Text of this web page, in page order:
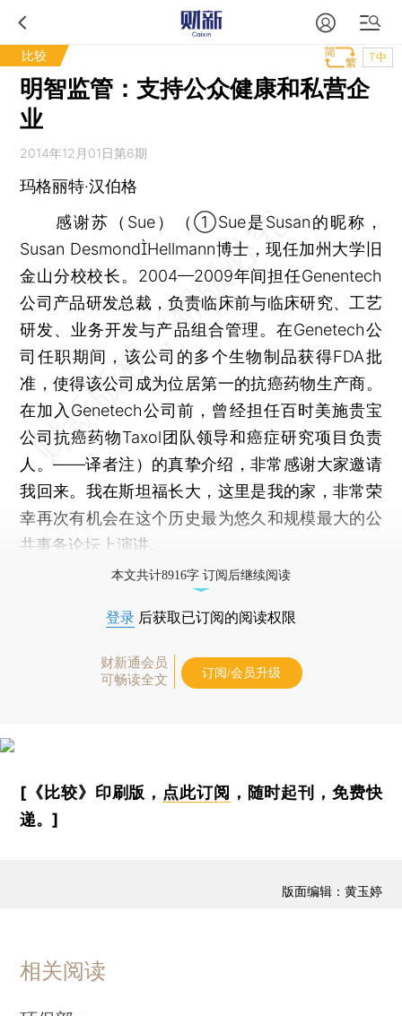
比较 T中
明智监管：支持公众健康和私营企
业
2014年12月01日第6期
玛格丽特·汉伯格
感谢苏（Sue）（①Sue是Susan的昵称，
Susan DesmondHellmann博士，现任加州大学旧
金山分校校长。2004—2009年间担任Genentech
公司产品研发总裁，负责临床前与临床研究、工艺
研发、业务开发与产品组合管理。在Genetech公
司任职期间，该公司的多个生物制品获得FDA批
准，使得该公司成为位居第一的抗癌药物生产商。
在加入Genetech公司前，曾经担任百时美施贵宝
公司抗癌药物Taxol团队领导和癌症研究项目负责
人。——译者注）的真挚介绍，非常感谢大家邀请
我回来。我在斯坦福长大，这里是我的家，非常荣
幸再次有机会在这个历史最为悠久和规模最大的公
共事务论坛上演讲。
本文共计8916字 订阅后继续阅读
登录 后获取已订阅的阅读权限
财新通会员
可畅读全文
订阅/会员升级
[《比较》印刷版， 点此订阅 ，随时起刊，免费快
递。]
版面编辑：黄玉婷
相关阅读